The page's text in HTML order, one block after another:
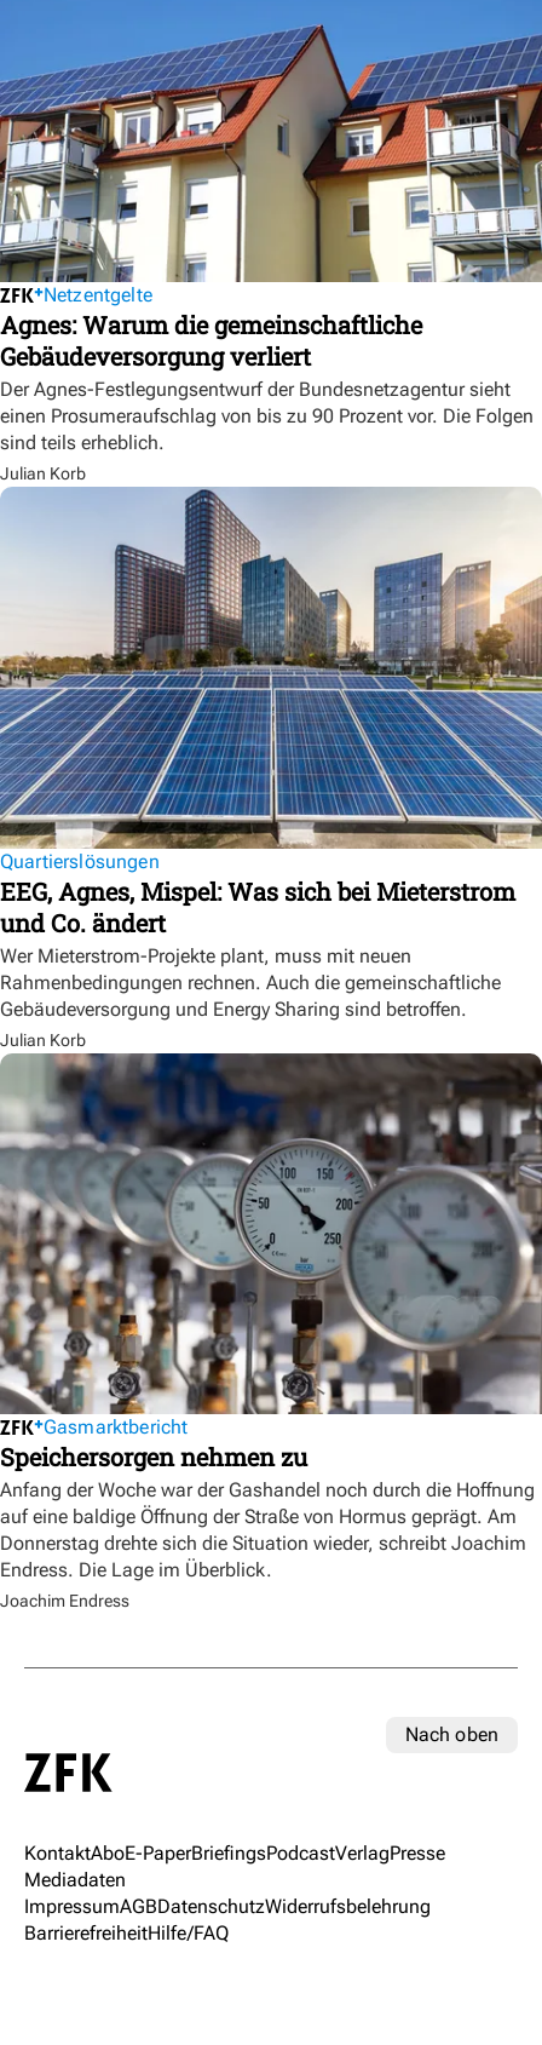
Netzentgelte
Agnes: Warum die gemeinschaftliche
Gebäudeversorgung verliert
Der Agnes-Festlegungsentwurf der Bundesnetzagentur sieht
einen Prosumeraufschlag von bis zu 90 Prozent vor. Die Folgen
sind teils erheblich.
Julian Korb
Quartierslösungen
EEG, Agnes, Mispel: Was sich bei Mieterstrom
und Co. ändert
Wer Mieterstrom-Projekte plant, muss mit neuen
Rahmenbedingungen rechnen. Auch die gemeinschaftliche
Gebäudeversorgung und Energy Sharing sind betroffen.
Julian Korb
Gasmarktbericht
Speichersorgen nehmen zu
Anfang der Woche war der Gashandel noch durch die Hoffnung
auf eine baldige Öffnung der Straße von Hormus geprägt. Am
Donnerstag drehte sich die Situation wieder, schreibt Joachim
Endress. Die Lage im Überblick.
Joachim Endress
Nach oben
KontaktAboE-PaperBriefingsPodcastVerlagPresse
Mediadaten
ImpressumAGBDatenschutzWiderrufsbelehrung
BarrierefreiheitHilfe/FAQ